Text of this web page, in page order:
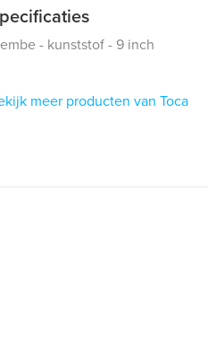
- kunststof - 9 inch
meer producten van Toca